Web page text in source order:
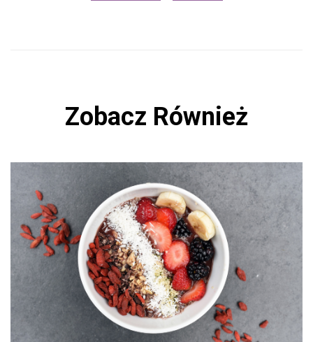
Zobacz Również